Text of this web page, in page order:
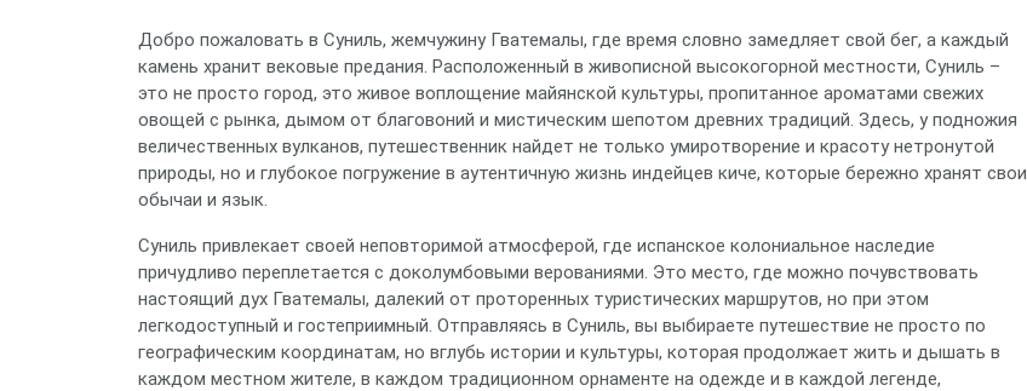
Добро пожаловать в Суниль, жемчужину Гватемалы, где время словно замедляет свой бег, а каждый
камень хранит вековые предания. Расположенный в живописной высокогорной местности, Суниль –
это не просто город, это живое воплощение майянской культуры, пропитанное ароматами свежих
овощей с рынка, дымом от благовоний и мистическим шепотом древних традиций. Здесь, у подножия
величественных вулканов, путешественник найдет не только умиротворение и красоту нетронутой
природы, но и глубокое погружение в аутентичную жизнь индейцев киче, которые бережно хранят свои
обычаи и язык.
Суниль привлекает своей неповторимой атмосферой, где испанское колониальное наследие
причудливо переплетается с доколумбовыми верованиями. Это место, где можно почувствовать
настоящий дух Гватемалы, далекий от проторенных туристических маршрутов, но при этом
легкодоступный и гостеприимный. Отправляясь в Суниль, вы выбираете путешествие не просто по
географическим координатам, но вглубь истории и культуры, которая продолжает жить и дышать в
каждом местном жителе, в каждом традиционном орнаменте на одежде и в каждой легенде,